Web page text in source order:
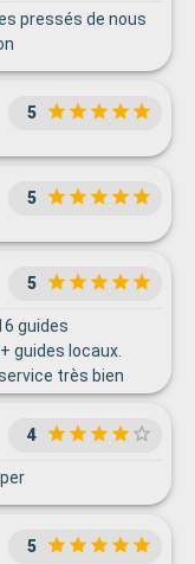
pressés de nous
5
5
5
guides
guides locaux.
très bien
4
5